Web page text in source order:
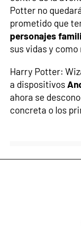
Potter no
prometido que
personajes
sus vidas y como
Harry Potter:
a dispositivos
ahora se
concreta o los